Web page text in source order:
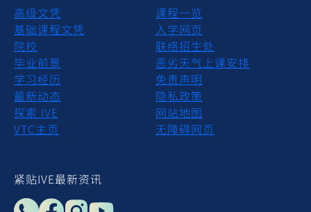
Footer
高级文凭
基础课程文凭
院校
毕业前景
学习经历
最新动态
探索 IVE
VTC主页
Footer Bottom
课程一览
入学网页
联络招生处
恶劣天气上课安排
免责声明
隐私政策
网站地图
无障碍网页
紧贴IVE最新资讯